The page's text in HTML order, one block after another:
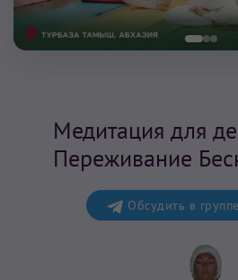
Медитация для
Переживание
Обсудить в